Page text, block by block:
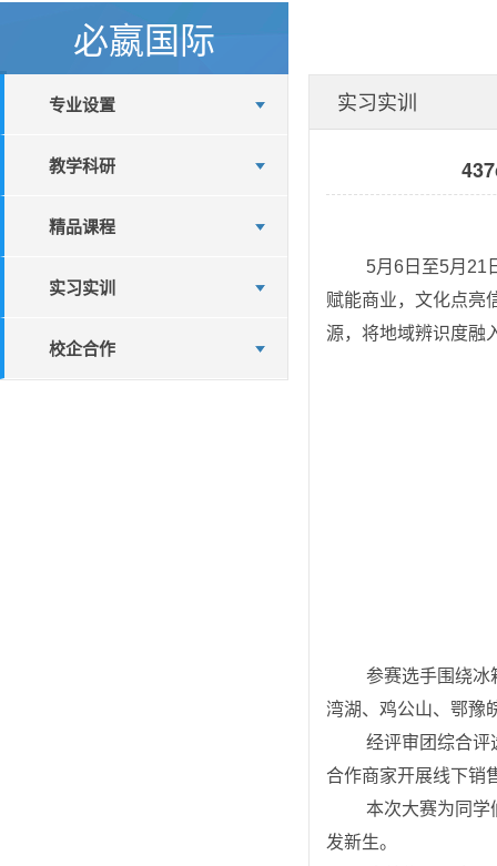
必嬴国际
专业设置
教学科研
精品课程
实习实训
校企合作
实习实训
赋能商业，文化点亮
源，将地域辨识度融
湾湖、鸡公山、鄂豫
合作商家开展线下销
发新生。